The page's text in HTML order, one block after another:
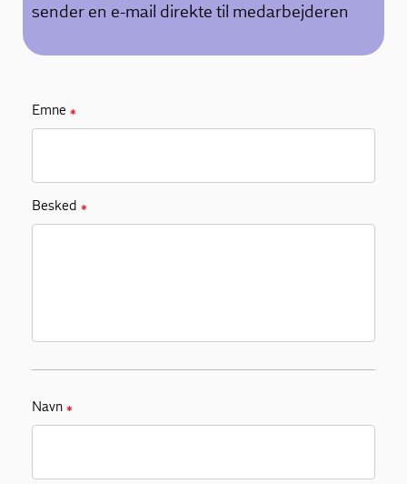
sender en e-mail direkte til medarbejderen
Emne ✱
Besked ✱
Navn ✱